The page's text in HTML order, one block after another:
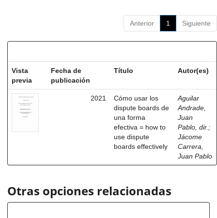
Anterior 1 Siguiente
Vista
previa
Fecha de
publicación
Título Autor(es)
2021
Cómo usar los
dispute boards de
una forma
efectiva = how to
use dispute
boards effectively
Aguilar
Andrade,
Juan
Pablo, dir. ;
Jácome
Carrera,
Juan Pablo
Otras opciones relacionadas